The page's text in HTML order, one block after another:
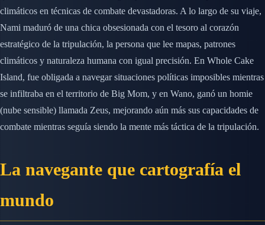
climáticos en técnicas de combate devastadoras. A lo largo de su viaje,
Nami maduró de una chica obsesionada con el tesoro al corazón
estratégico de la tripulación, la persona que lee mapas, patrones
climáticos y naturaleza humana con igual precisión. En Whole Cake
Island, fue obligada a navegar situaciones políticas imposibles mientras
se infiltraba en el territorio de Big Mom, y en Wano, ganó un homie
(nube sensible) llamada Zeus, mejorando aún más sus capacidades de
combate mientras seguía siendo la mente más táctica de la tripulación.
La navegante que cartografía el
mundo